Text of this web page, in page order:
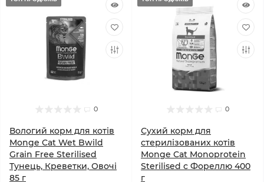
0
Вологий корм для котів
Monge Cat Wet Bwild
Grain Free Sterilised
Тунeць, Креветки, Овочі
85 г
0
Сухий корм для
стерилізованих котів
Monge Cat Monoprotein
Sterilised с Фореллю 400
г